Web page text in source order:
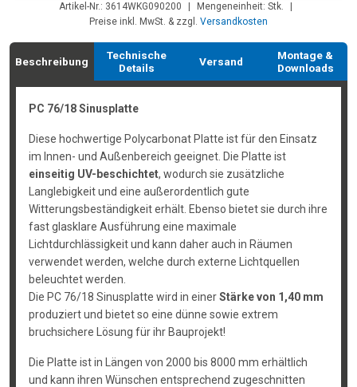
Artikel-Nr.: 3614WKG090200 Mengeneinheit: Stk.
Preise inkl. MwSt. & zzgl. Versandkosten
Beschreibung
Technische
Details
Versand
Montage &
Downloads
PC 76/18 Sinusplatte
Diese hochwertige Polycarbonat Platte ist für den Einsatz
im Innen- und Außenbereich geeignet. Die Platte ist
einseitig UV-beschichtet, wodurch sie zusätzliche
Langlebigkeit und eine außerordentlich gute
Witterungsbeständigkeit erhält. Ebenso bietet sie durch ihre
fast glasklare Ausführung eine maximale
Lichtdurchlässigkeit und kann daher auch in Räumen
verwendet werden, welche durch externe Lichtquellen
beleuchtet werden.
Die PC 76/18 Sinusplatte wird in einerStärke von 1,40 mm
produziert und bietet so eine dünne sowie extrem
bruchsichere Lösung für ihr Bauprojekt!
Die Platte ist in Längen von 2000 bis 8000 mm erhältlich
und kann ihren Wünschen entsprechend zugeschnitten